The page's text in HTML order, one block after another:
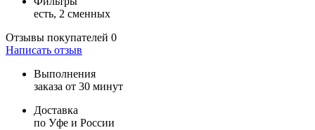
есть, 2 сменных
Отзывы покупателей 0
Написать отзыв
Выполнения
заказа от 30 минут
Доставка
по Уфе и России